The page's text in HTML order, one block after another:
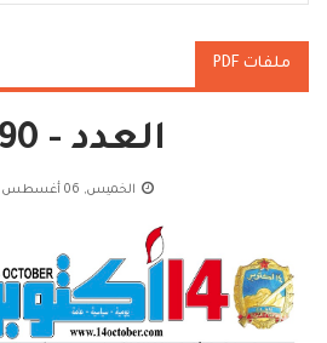
ملفات PDF
العدد - 18190
الخميس, 06 أغسطس 2026